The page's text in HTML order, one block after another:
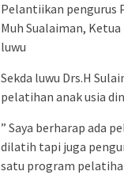
Pelantiikan pengurus
Muh Sualaiman,
luwu
Sekda luwu Drs.H
pelatihan anak usia
” Saya berharap ada
dilatih tapi juga
satu program